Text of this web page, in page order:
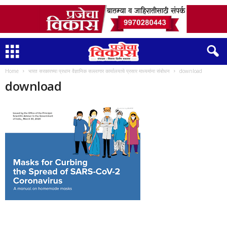
Home भारत सरकारच्या प्रधान वैज्ञानिक सल्लागार कार्यालयाचे प्रसार माध्यमांना संबोधन download
download